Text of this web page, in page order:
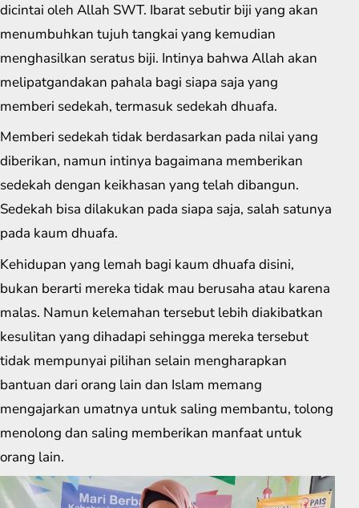
dicintai oleh Allah SWT. Ibarat sebutir biji yang akan
menumbuhkan tujuh tangkai yang kemudian
menghasilkan seratus biji. Intinya bahwa Allah akan
melipatgandakan pahala bagi siapa saja yang
memberi sedekah, termasuk sedekah dhuafa.
Memberi sedekah tidak berdasarkan pada nilai yang
diberikan, namun intinya bagaimana memberikan
sedekah dengan keikhasan yang telah dibangun.
Sedekah bisa dilakukan pada siapa saja, salah satunya
pada kaum dhuafa.
Kehidupan yang lemah bagi kaum dhuafa disini,
bukan berarti mereka tidak mau berusaha atau karena
malas. Namun kelemahan tersebut lebih diakibatkan
kesulitan yang dihadapi sehingga mereka tersebut
tidak mempunyai pilihan selain mengharapkan
bantuan dari orang lain dan Islam memang
mengajarkan umatnya untuk saling membantu, tolong
menolong dan saling memberikan manfaat untuk
orang lain.